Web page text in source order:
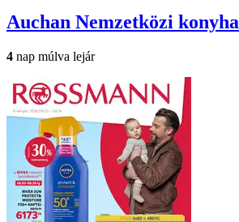
Auchan Nemzetközi konyha
4 nap múlva lejár